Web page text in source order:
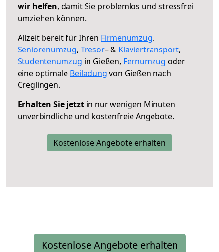
wir helfen, damit Sie problemlos und stressfrei
umziehen können.
Allzeit bereit für Ihren Firmenumzug,
Seniorenumzug, Tresor– & Klaviertransport,
Studentenumzug in Gießen, Fernumzug oder
eine optimale Beiladung von Gießen nach
Creglingen.
Erhalten Sie jetzt in nur wenigen Minuten
unverbindliche und kostenfreie Angebote.
Kostenlose Angebote erhalten
Kostenlose Angebote erhalten